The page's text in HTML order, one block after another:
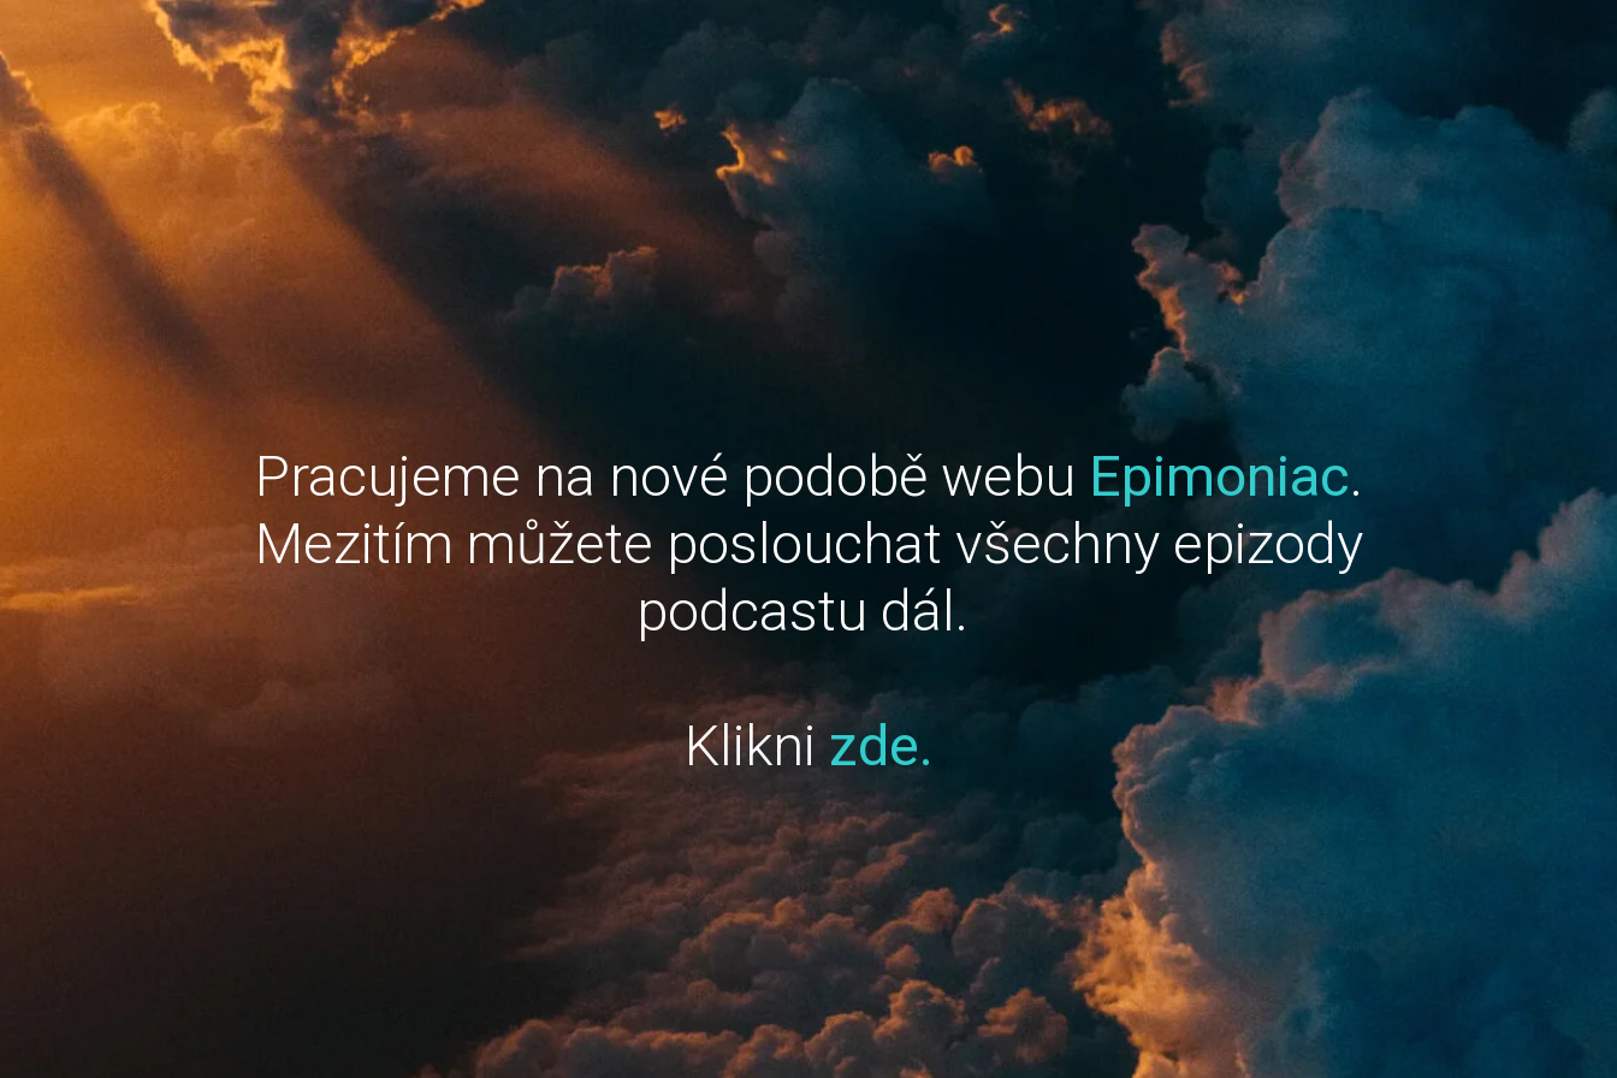
Pracujeme na nové podobě webu Epimoniac.
Mezitím můžete poslouchat všechny epizody
podcastu dál.
Klikni zde.